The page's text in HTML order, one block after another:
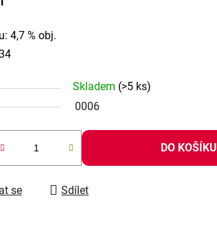
4,7 % obj.
Skladem (>5 ks)
0006
DO KOŠÍKU
se Sdílet